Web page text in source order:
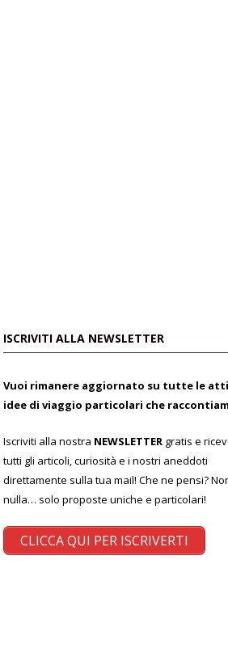
ISCRIVITI ALLA NEWSLETTER
Vuoi rimanere aggiornato su tutte le
idee di viaggio particolari che
Iscriviti alla nostra NEWSLETTER gratis e
tutti gli articoli, curiosità e i nostri aneddoti
direttamente sulla tua mail! Che ne pensi?
nulla… solo proposte uniche e particolari!
CLICCA QUI PER ISCRIVERTI